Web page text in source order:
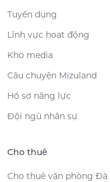
Tuyển dụng
Lĩnh vực hoạt động
Kho media
Câu chuyện Mizuland
Hồ sơ năng lực
Đội ngũ nhân sự
Cho thuê
Cho thuê văn phòng Đà